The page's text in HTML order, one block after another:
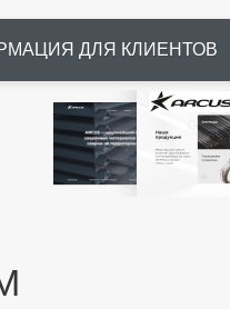
ДЛЯ КЛИЕНТОВ